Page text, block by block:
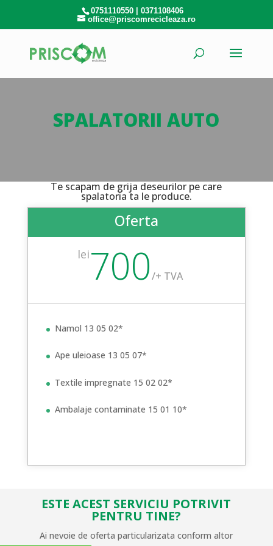
0751110550| 0371108406
office@priscomrecicleaza.ro
SPALATORII AUTO
Te scapam de grija deseurilor pe care
spalatoria ta le produce.
Oferta
lei700/+ TVA
Namol 13 05 02*
Ape uleioase 13 05 07*
Textile impregnate 15 02 02*
Ambalaje contaminate 15 01 10*
ESTE ACEST SERVICIU POTRIVIT
PENTRU TINE?
Ai nevoie de oferta particularizata conform altor